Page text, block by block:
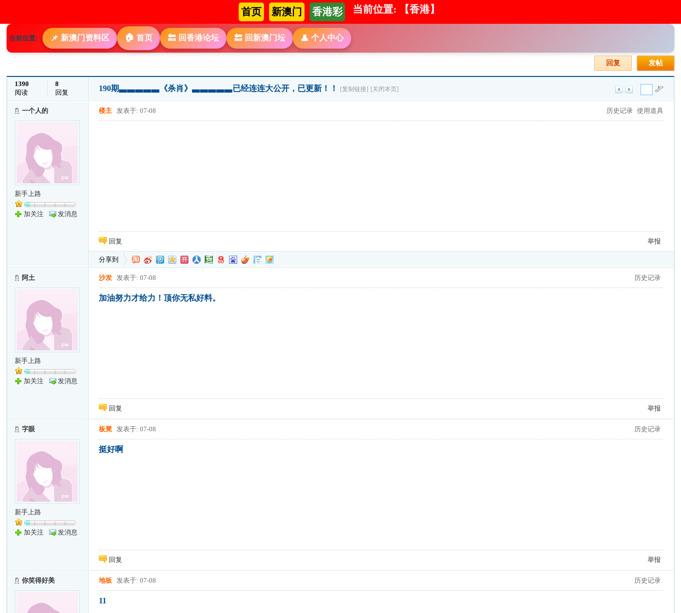
首页 新澳门 香港彩 当前位置: 【香港】
当前位置: 📌 新澳门资料区 🏠 首页 🔙 回香港论坛 🔙 回新澳门坛 👤 个人中心
发帖
回复
1390
阅读
8
回复
190期▃▃▃▃▃《杀肖》▃▃▃▃▃已经连连大公开，已更新！！ [复制链接] [关闭本页]
一个人的
新手上路
加关注 发消息
历史记录 使用道具
楼主 发表于: 07-08
回复 举报
分享到
阿土
新手上路
加关注 发消息
历史记录
沙发 发表于: 07-08
加油努力才给力！顶你无私好料。
回复 举报
字眼
新手上路
加关注 发消息
历史记录
板凳 发表于: 07-08
挺好啊
回复 举报
你笑得好美 历史记录
地板 发表于: 07-08
11